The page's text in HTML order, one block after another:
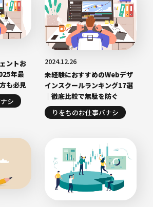
ントお
年最
も必見
シ
2024.12.26
未経験におすすめのWebデザ
インスクールランキング17選
｜徹底比較で無駄を防ぐ
りをちのお仕事バナシ